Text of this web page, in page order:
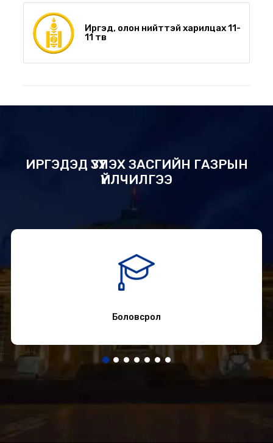
Иргэд, олон нийттэй харилцах 11-
11 төв
ИРГЭДЭД ҮЗҮҮЛЭХ ЗАСГИЙН ГАЗРЫН
ҮЙЛЧИЛГЭЭ
Боловсрол